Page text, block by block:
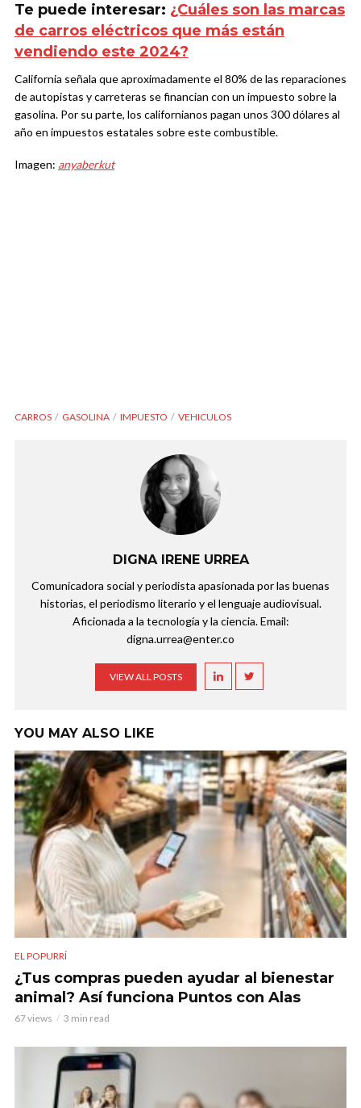
Te puede interesar: ¿Cuáles son las marcas
de carros eléctricos que más están
vendiendo este 2024?
California señala que aproximadamente el 80% de las reparaciones
de autopistas y carreteras se financian con un impuesto sobre la
gasolina. Por su parte, los californianos pagan unos 300 dólares al
año en impuestos estatales sobre este combustible.
Imagen: anyaberkut
CARROS GASOLINA IMPUESTO VEHICULOS
DIGNA IRENE URREA
Comunicadora social y periodista apasionada por las buenas
historias, el periodismo literario y el lenguaje audiovisual.
Aficionada a la tecnología y la ciencia. Email:
digna.urrea@enter.co
VIEW ALL POSTS
YOU MAY ALSO LIKE
EL POPURRÍ
¿Tus compras pueden ayudar al bienestar
animal? Así funciona Puntos con Alas
67 views 3 min read